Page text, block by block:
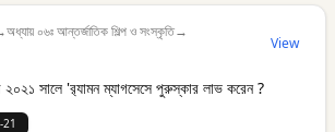
অধ্যায় ০৬ঃ আন্তর্জাতিক শিল্প ও সংস্কৃতি→
View
২০২১ সালে 'র‌্যামন ম্যাগসেসে পুরুস্কার লাভ করেন ?